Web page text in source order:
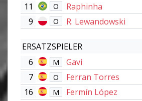
11 O Raphinha
9 O R. Lewandowski
ERSATZSPIELER
6
M Gavi
7 O Ferran Torres
16 M Fermín López